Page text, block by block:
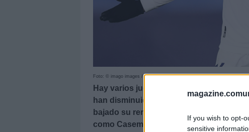
If you wish to opt-
sensitive
Foto: © imago images / Gribaudi
Hay varios jugadores que el año
han disminuido su producción.
bajado su rendimiento en puntos por
como Casemiro o Aitor Fernández.